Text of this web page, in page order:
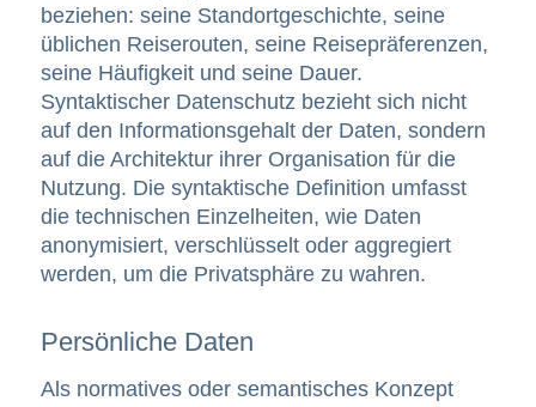
beziehen: seine Standortgeschichte, seine
üblichen Reiserouten, seine Reisepräferenzen,
seine Häufigkeit und seine Dauer.
Syntaktischer Datenschutz bezieht sich nicht
auf den Informationsgehalt der Daten, sondern
auf die Architektur ihrer Organisation für die
Nutzung. Die syntaktische Definition umfasst
die technischen Einzelheiten, wie Daten
anonymisiert, verschlüsselt oder aggregiert
werden, um die Privatsphäre zu wahren.
Persönliche Daten
Als normatives oder semantisches Konzept